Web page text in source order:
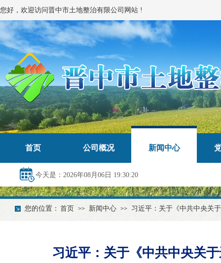
您好，欢迎访问晋中市土地整治有限公司网站 !
首页 公司概况 新闻中心
今天是：2026年08月06日 19:30:20
首页 >> 新闻中心 >> 习近平：关于《中共中央关
您的位置：
习近平：关于《中共中央关